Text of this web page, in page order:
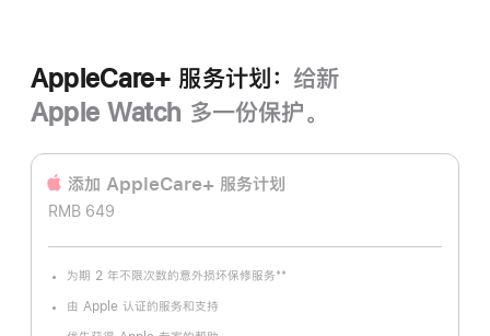
AppleCare+ 服务计划： 给新
Apple Watch 多一份保护。
添加 AppleCare+ 服务计‍划
RMB 649
为期 2 年不限次数的意外损坏保修服务
注
**
由 Apple 认证的服务和支持